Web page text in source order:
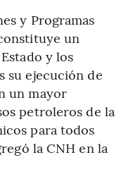
y Programas
un
y los
su ejecución de
un mayor
petroleros de la
para todos
la CNH en la